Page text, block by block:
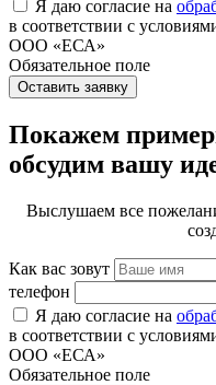
Я даю согласие на
в соответствии с
ООО «ЕСА»
Обязательное поле
Оставить заявку
Покажем
обсудим вашу
Выслушаем все
Как вас зовут
телефон
Я даю согласие на
в соответствии с
ООО «ЕСА»
Обязательное поле